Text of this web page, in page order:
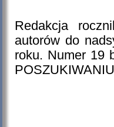
Redakcja
autorów do
roku. Numer 19